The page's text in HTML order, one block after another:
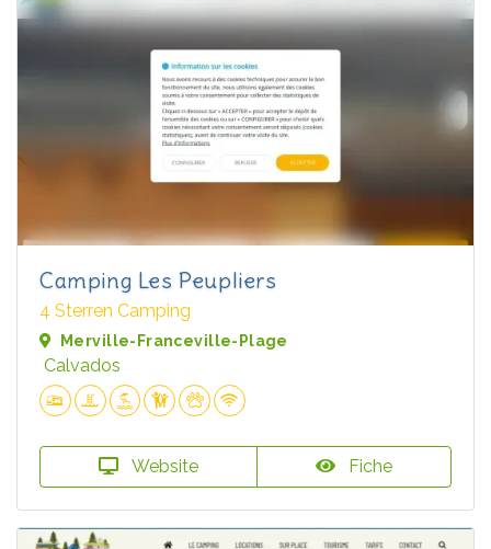
Camping Les Peupliers
4 Sterren Camping
Merville-Franceville-Plage
Calvados
Website Fiche